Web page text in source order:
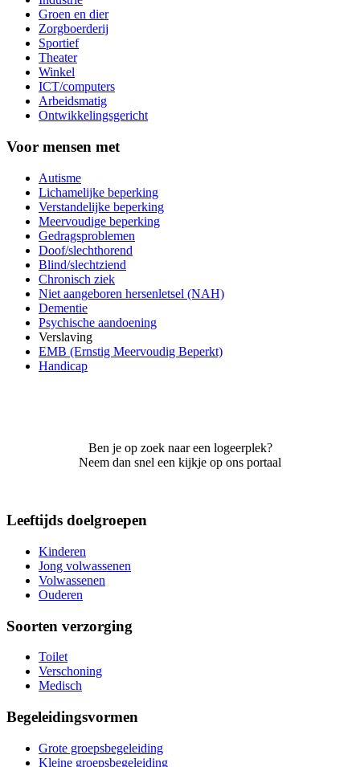
Groen en dier
Zorgboerderij
Sportief
Theater
Winkel
ICT/computers
Arbeidsmatig
Ontwikkelingsgericht
Voor mensen met
Autisme
Lichamelijke beperking
Verstandelijke beperking
Meervoudige beperking
Gedragsproblemen
Doof/slechthorend
Blind/slechtziend
Chronisch ziek
Niet aangeboren hersenletsel (NAH)
Dementie
Psychische aandoening
Verslaving
EMB (Ernstig Meervoudig Beperkt)
Handicap
Ben je op zoek naar een logeerplek?
Neem dan snel een kijkje op ons portaal
Leeftijds doelgroepen
Kinderen
Jong volwassenen
Volwassenen
Ouderen
Soorten verzorging
Toilet
Verschoning
Medisch
Begeleidingsvormen
Grote groepsbegeleiding
Kleine groepsbegeleiding